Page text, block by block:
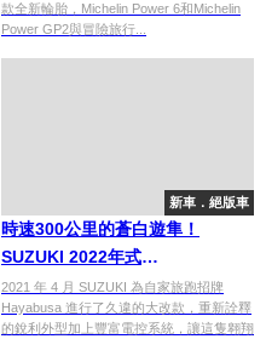
款全新輪胎，Michelin Power 6和Michelin
Power GP2與冒險旅行...
新車．絕版車
時速300公里的蒼白遊隼！
SUZUKI 2022年式
「HAYABUSA」新色
2021 年 4 月 SUZUKI 為自家旅跑招牌
Hayabusa 進行了久違的大改款，重新詮釋
的銳利外型加上豐富電控系統，讓這隻翱翔